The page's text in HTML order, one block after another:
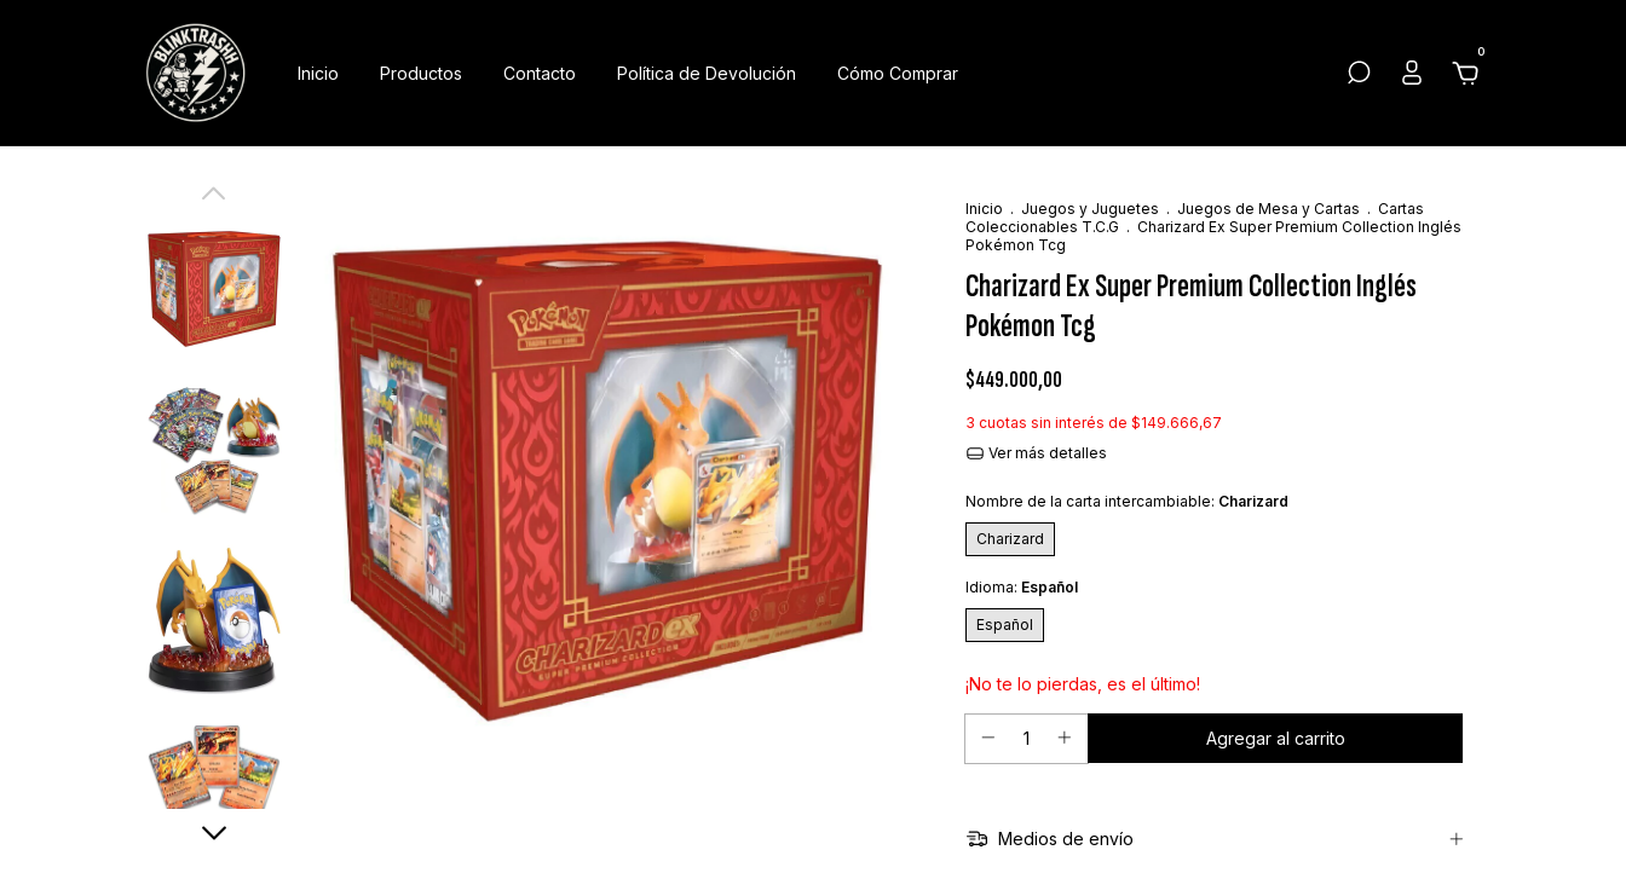
Inicio Productos Contacto Política de Devolución Cómo Comprar
0
Inicio . Juegos y Juguetes . Juegos de Mesa y Cartas . Cartas
Coleccionables T.C.G . Charizard Ex Super Premium Collection Inglés
Pokémon Tcg
Charizard Ex Super Premium Collection Inglés
Pokémon Tcg
$449.000,00
3 cuotas sin interés de $149.666,67
Ver más detalles
Nombre de la carta intercambiable: Charizard
Charizard
Idioma: Español
Español
¡No te lo pierdas, es el último!
Medios de envío